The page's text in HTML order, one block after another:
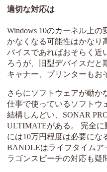
適切な対応は
Windows 10のカーネル上
かなくなる可能性はかなり
バイスであればおそらく近
ろうが、旧型デバイスだと
キャナー、プリンターもお
さらにソフトウェアが動か
仕事で使っているソフトウ
結構しんどい、SONAR
ULTIMATEがある。 完全
には10万円程度は必要にな
BANDLEはライフタイムア
ラゴンスピーチの対応も疑